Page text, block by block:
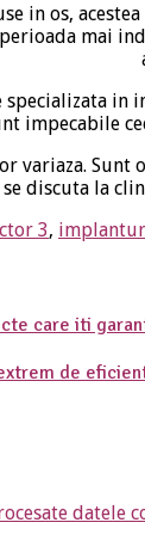
in os,
mai
specializata in
impecabile
variaza.
discuta la
3,
care iti
de
datele